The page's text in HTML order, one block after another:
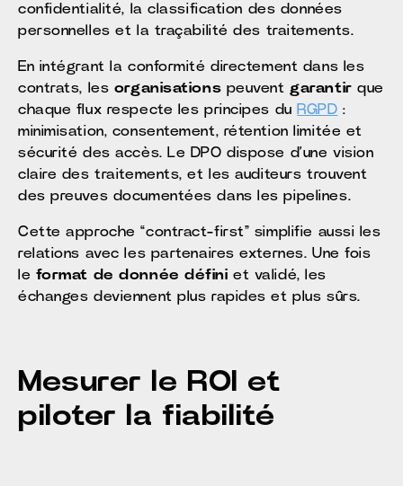
confidentialité, la classification des données
personnelles et la traçabilité des traitements.
En intégrant la conformité directement dans les
contrats, les organisations peuvent garantir que
chaque flux respecte les principes du RGPD :
minimisation, consentement, rétention limitée et
sécurité des accès. Le DPO dispose d’une vision
claire des traitements, et les auditeurs trouvent
des preuves documentées dans les pipelines.
Cette approche “contract-first” simplifie aussi les
relations avec les partenaires externes. Une fois
le format de donnée défini et validé, les
échanges deviennent plus rapides et plus sûrs.
Mesurer le ROI et
piloter la fiabilité